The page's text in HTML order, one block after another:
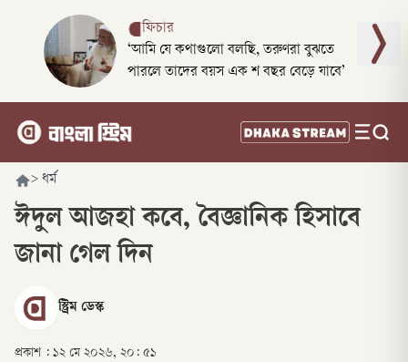
ফিচার
‘আমি যে কথাগুলো বলছি, তরুণরা বুঝতে
পারলে তাদের বয়স এক শ বছর বেড়ে যাবে’
> ধর্ম
ঈদুল আজহা কবে, বৈজ্ঞানিক হিসাবে
জানা গেল দিন
স্ট্রিম ডেস্ক
প্রকাশ : ১২ মে ২০২৬, ২০: ৫১